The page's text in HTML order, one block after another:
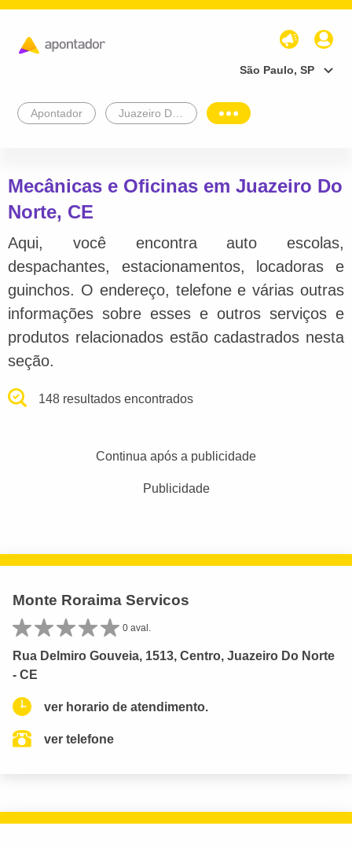
São Paulo, SP
Apontador
Mecânicas e Oficinas em Juazeiro Do
Norte, CE
Aqui, você encontra auto escolas,
despachantes, estacionamentos, locadoras e
guinchos. O endereço, telefone e várias outras
informações sobre esses e outros serviços e
produtos relacionados estão cadastrados nesta
seção.
148 resultados encontrados
Continua após a publicidade
Publicidade
Monte Roraima Servicos
0 aval.
Rua Delmiro Gouveia, 1513, Centro, Juazeiro Do Norte
- CE
ver horario de atendimento.
ver telefone